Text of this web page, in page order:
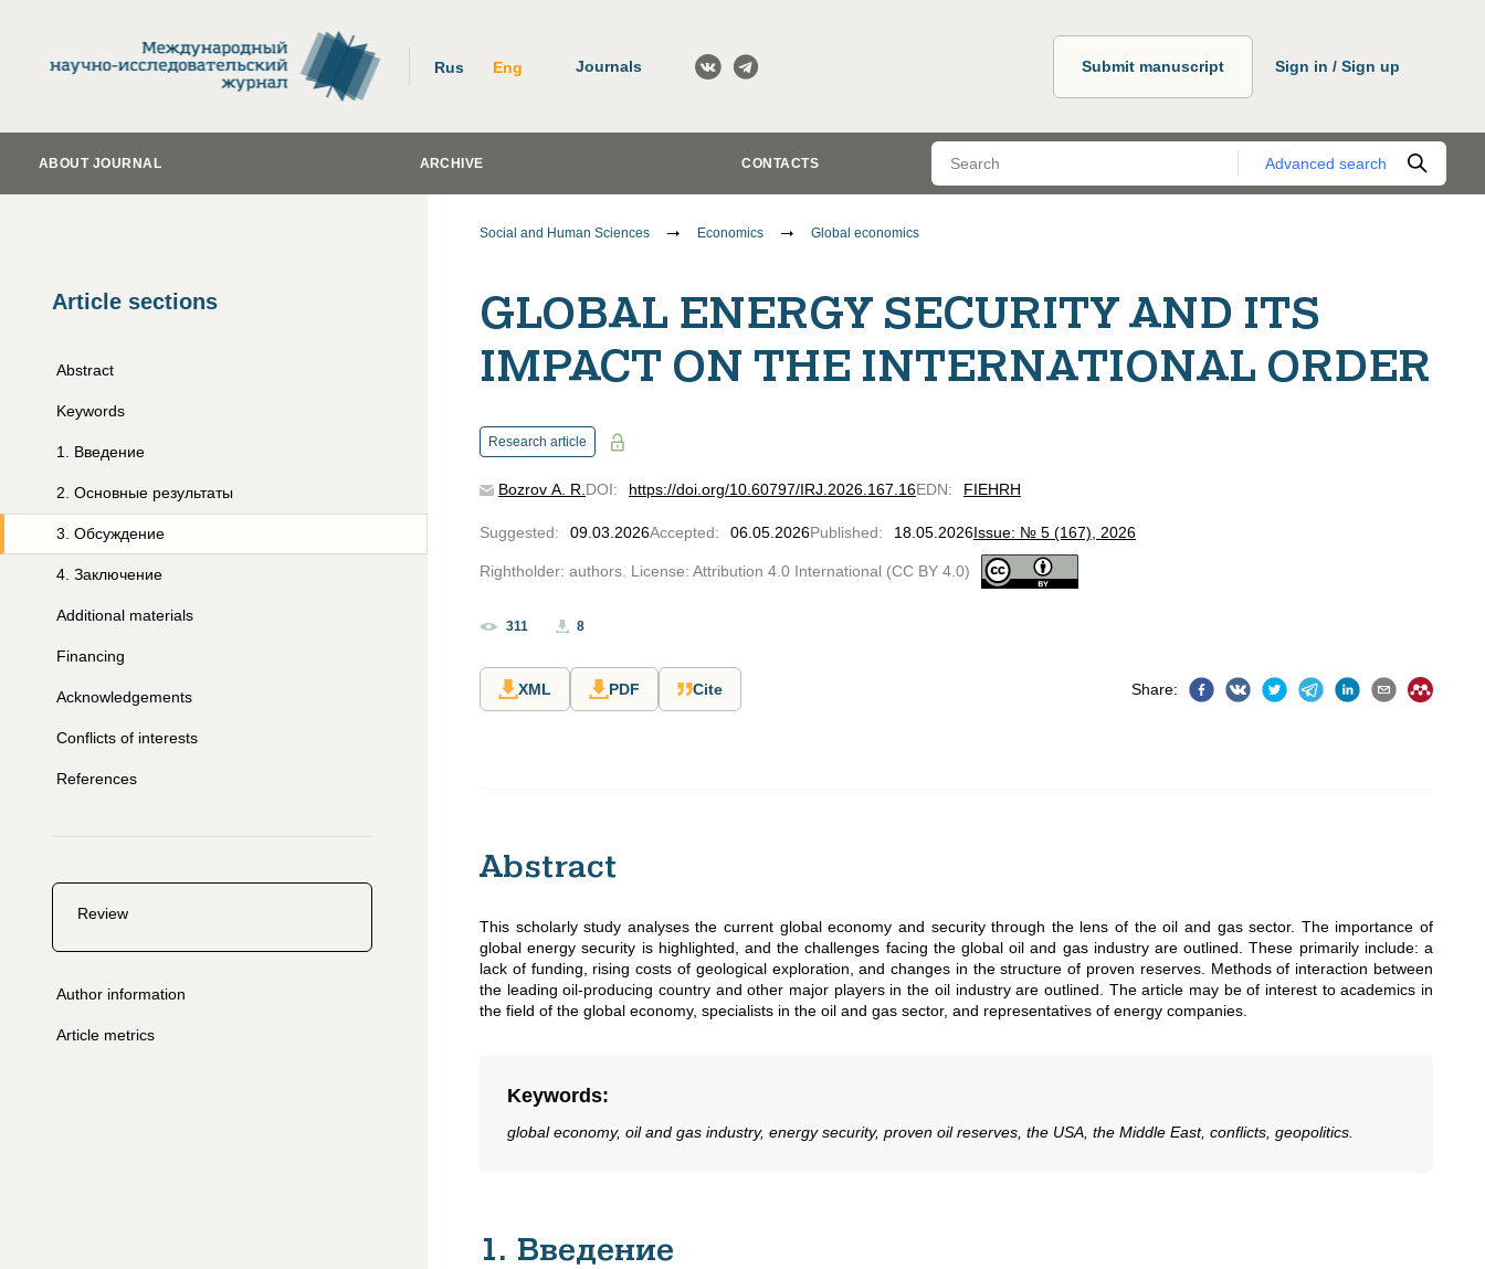
Rus Eng Journals Submit manuscript Sign in / Sign up
ABOUT JOURNAL ARCHIVE CONTACTS Advanced search
Article sections
Abstract
Keywords
1 Введение
2 Основные результаты
3 Обсуждение
4 Заключение
Additional materials
Financing
Acknowledgements
Conflicts of interests
References
Review
Author information
Article metrics
Social and Human Sciences Economics Global economics
GLOBAL ENERGY SECURITY AND ITS
IMPACT ON THE INTERNATIONAL ORDER
Research article
Bozrov A. R. DOI: https://doi.org/10.60797/IRJ.2026.167.16EDN: FIEHRH
Suggested: 09.03.2026Accepted: 06.05.2026Published: 18.05.2026Issue: № 5 (167), 2026
Rightholder: authors. License: Attribution 4.0 International (CC BY 4.0)
311 8
XML PDF Cite Share:
Abstract
This scholarly study analyses the current global economy and security through the lens of the oil and gas sector. The importance of
global energy security is highlighted, and the challenges facing the global oil and gas industry are outlined. These primarily include: a
lack of funding, rising costs of geological exploration, and changes in the structure of proven reserves. Methods of interaction between
the leading oil-producing country and other major players in the oil industry are outlined. The article may be of interest to academics in
the field of the global economy, specialists in the oil and gas sector, and representatives of energy companies.
Keywords:
global economy, oil and gas industry, energy security, proven oil reserves, the USA, the Middle East, conflicts, geopolitics.
1. Введение